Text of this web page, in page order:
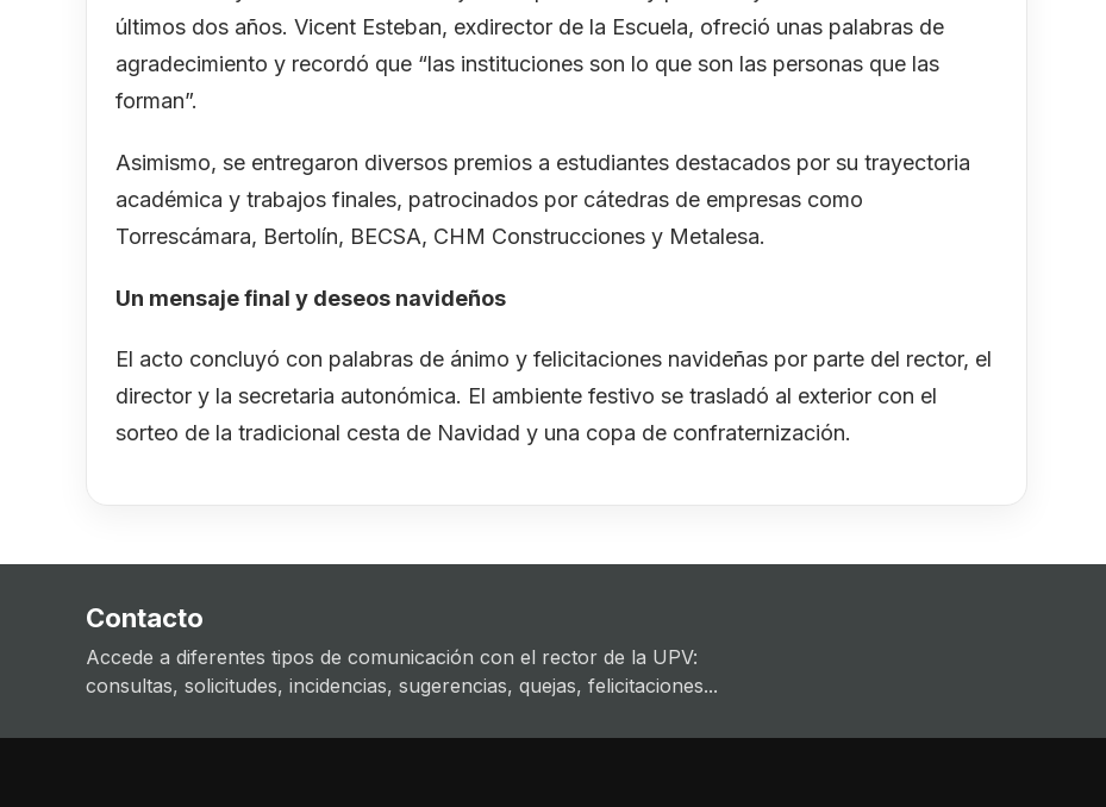
últimos dos años. Vicent Esteban, exdirector de la Escuela, ofreció unas palabras de
agradecimiento y recordó que “las instituciones son lo que son las personas que las
forman”.
Asimismo, se entregaron diversos premios a estudiantes destacados por su trayectoria
académica y trabajos finales, patrocinados por cátedras de empresas como
Torrescámara, Bertolín, BECSA, CHM Construcciones y Metalesa.
Un mensaje final y deseos navideños
El acto concluyó con palabras de ánimo y felicitaciones navideñas por parte del rector, el
director y la secretaria autonómica. El ambiente festivo se trasladó al exterior con el
sorteo de la tradicional cesta de Navidad y una copa de confraternización.
Contacto
Accede a diferentes tipos de comunicación con el rector de la UPV:
consultas, solicitudes, incidencias, sugerencias, quejas, felicitaciones...